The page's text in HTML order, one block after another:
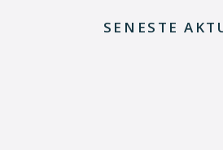
SENESTE